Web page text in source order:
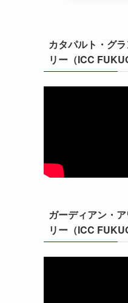
カタパルト・グ
リー（ICC
ガーディアン・
リー（ICC